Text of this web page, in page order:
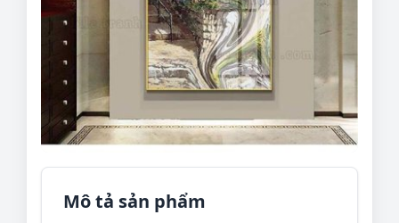
Mô tả sản phẩm